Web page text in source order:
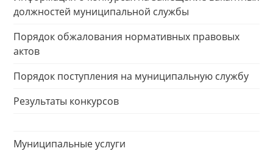
должностей муниципальной службы
Порядок обжалования нормативных правовых
актов
Порядок поступления на муниципальную службу
Результаты конкурсов
Муниципальные услуги